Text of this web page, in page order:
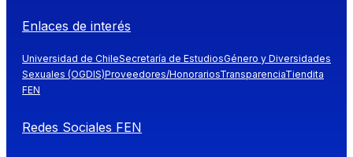
Enlaces de interés
Universidad de ChileSecretaría de EstudiosGénero y Diversidades
Sexuales (OGDIS)Proveedores/HonorariosTransparenciaTiendita
FEN
Redes Sociales FEN